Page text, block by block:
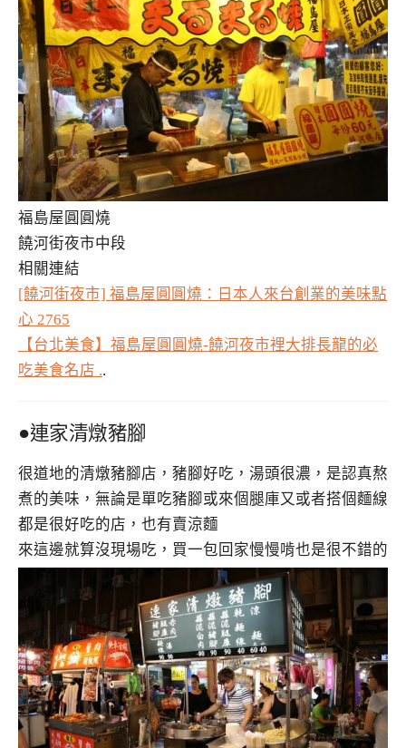
福島屋圓圓燒
饒河街夜市中段
相關連結
[饒河街夜市] 福島屋圓圓燒：日本人來台創業的美味點
心 2765
【台北美食】福島屋圓圓燒-饒河夜市裡大排長龍的必
吃美食名店 ..
●連家清燉豬腳
很道地的清燉豬腳店，豬腳好吃，湯頭很濃，是認真熬
煮的美味，無論是單吃豬腳或來個腿庫又或者搭個麵線
都是很好吃的店，也有賣涼麵
來這邊就算沒現場吃，買一包回家慢慢啃也是很不錯的